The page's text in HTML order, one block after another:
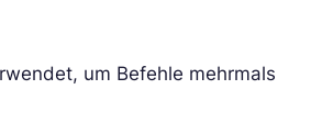
um Befehle mehrmals